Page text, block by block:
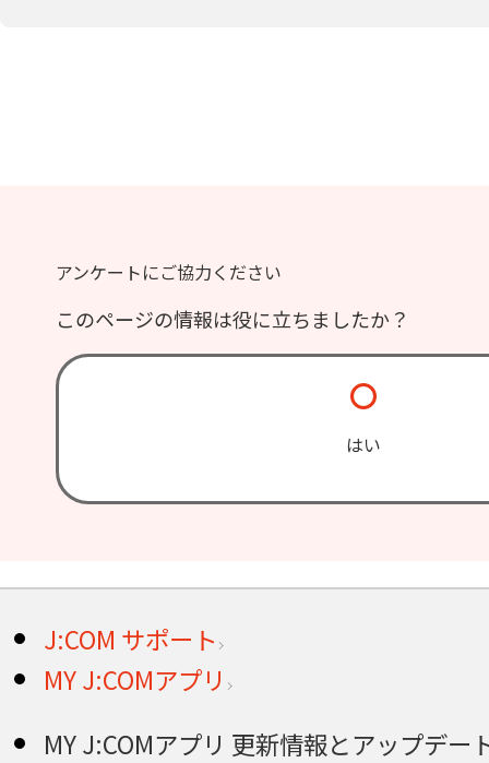
アンケートにご協力ください
このページの情報は役に立ちましたか？
はい
J:COM サポート
MY J:COMアプリ
MY J:COMアプリ 更新情報とアップデー